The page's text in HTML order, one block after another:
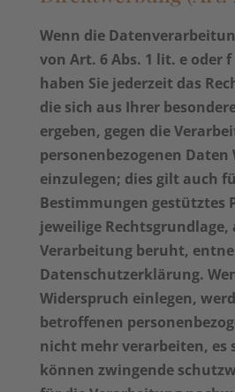
Wenn die
von Art. 6 Abs. 1 lit. e oder f
haben Sie jederzeit das
die sich aus Ihrer
ergeben, gegen die
personenbezogenen Daten
einzulegen; dies gilt auch
Bestimmungen gestütztes
jeweilige Rechtsgrundlage,
Verarbeitung beruht,
Datenschutzerklärung.
Widerspruch einlegen,
betroffenen
nicht mehr verarbeiten, es
können zwingende